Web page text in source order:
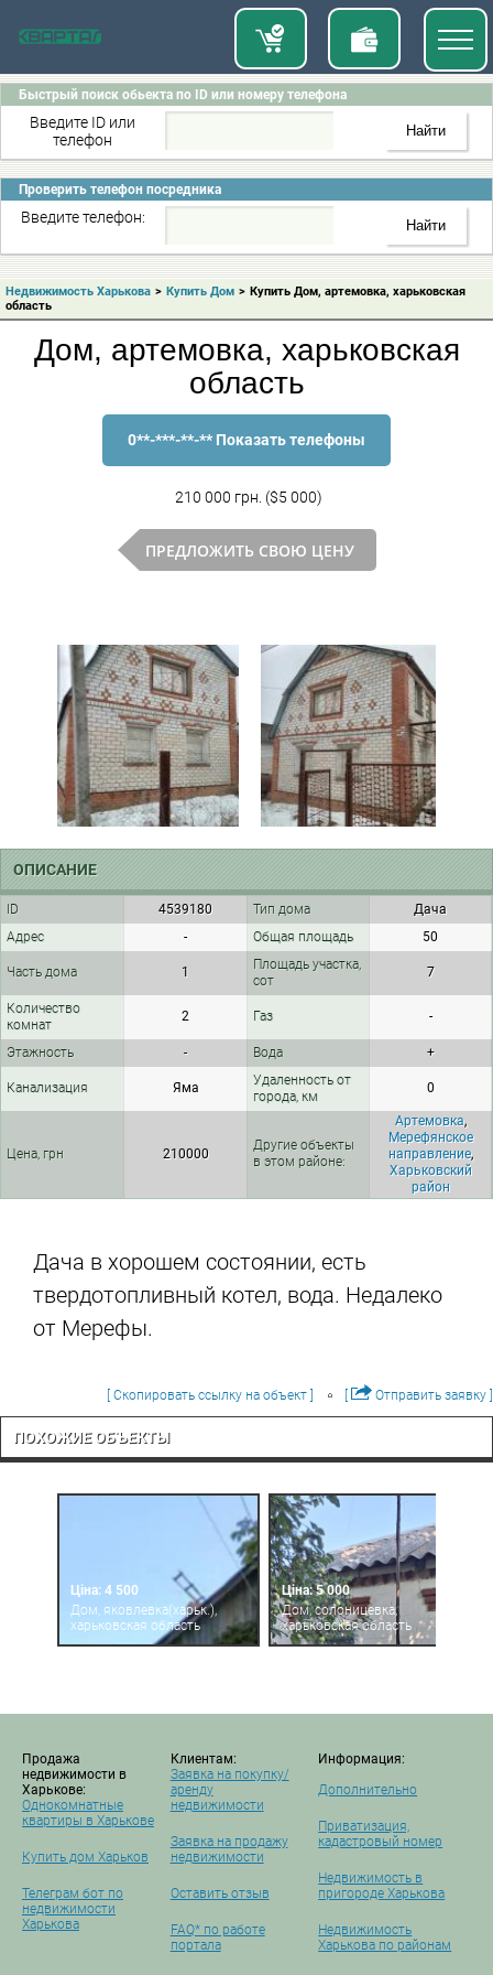
Быстрый поиск обьекта по ID или номеру телефона
Введите ID или
телефон
Проверить телефон посредника
Введите телефон:
Недвижимость Харькова > Купить Дом > Купить Дом, артемовка, харьковская
область
Дом, артемовка, харьковская
область
0**-***-**-** Показать телефоны
210 000 грн. ($5 000)
ПРЕДЛОЖИТЬ СВОЮ ЦЕНУ
ОПИСАНИЕ
ID 4539180 Тип дома
Дача
Адрес
- Общая площадь 50
Часть дома 1
Площадь участка,
сот
7
Количество
комнат
2 Газ -
Этажность - Вода +
Канализация Яма
Удаленность от
города, км
0
Цена, грн 210000
Другие объекты
в этом районе:
Артемовка,
Мерефянское
направление,
Харьковский
район
Дача в хорошем состоянии, есть
твердотопливный котел, вода. Недалеко
от Мерефы.
[ Скопировать ссылку на объект ] Отправить заявку ]
ПОХОЖИЕ ОБЪЕКТЫ
Ціна: 4 500
Дом, яковлевка(харьк.),
харьковская область
Ціна: 5 000
Дом, солоницевка,
харьковская область
Продажа
недвижимости в
Харькове:
Однокомнатные
квартиры в Харькове
Купить дом Харьков
Телеграм бот по
недвижимости
Харькова
Клиентам:
Заявка на покупку/
аренду
недвижимости
Заявка на продажу
недвижимости
Оставить отзыв
FAQ* по работе
портала
Информация:
Дополнительно
Приватизация,
кадастровый номер
Недвижимость в
пригороде Харькова
Недвижимость
Харькова по районам